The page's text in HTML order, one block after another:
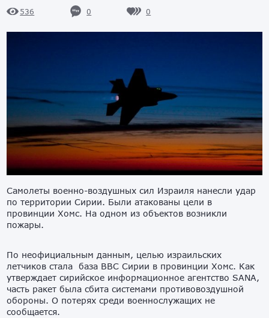
536 0 0
Самолеты военно-воздушных сил Израиля нанесли удар
по территории Сирии. Были атакованы цели в
провинции Хомс. На одном из объектов возникли
пожары.
По неофициальным данным, целью израильских
летчиков стала база ВВС Сирии в провинции Хомс. Как
утверждает сирийское информационное агентство SANA,
часть ракет была сбита системами противовоздушной
обороны. О потерях среди военнослужащих не
сообщается.